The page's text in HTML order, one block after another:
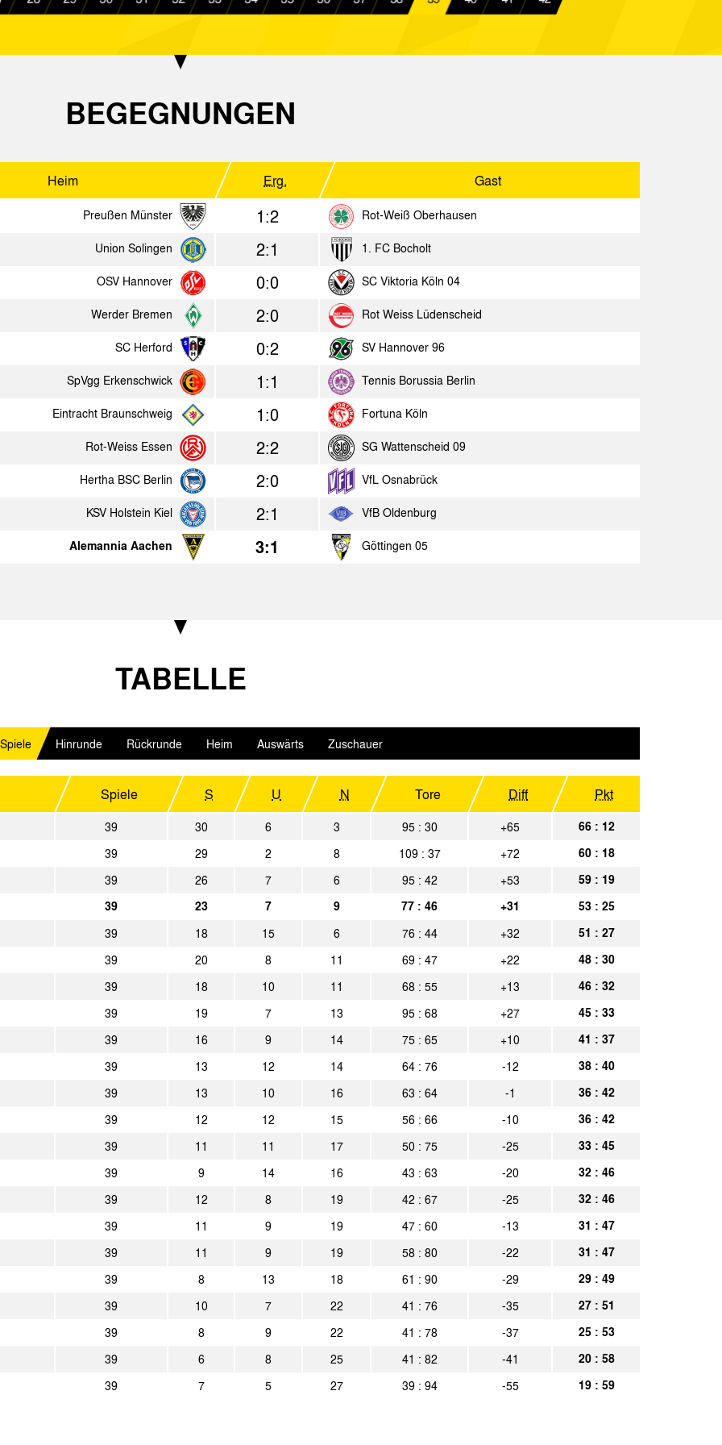
Alemannia Aachen 1:1
0:1
Göttingen 05 4:2 Alemannia Aachen
Spielbericht
Alemannia Aachen 5:2 Freiburger FC Spielbericht
Alemannia Aachen
OSV Hannover
Alemannia Aachen
1981
Erg.
2:3 Alemannia Aachen
4:1 Hertha BSC Berlin
0:4 Alemannia Aachen
3:0
2:0 KSV Holstein Kiel
4:2
VfL Osnabrück 0:1 Alemannia Aachen Spielbericht
Preußen Münster 1:1 Alemannia Aachen Spielbericht
Alemannia Aachen 0:0 Rot-Weiß Oberhausen Spielbericht
Werder Bremen 6:0 Alemannia Aachen Spielbericht
1. FC Bocholt 1:0 Alemannia Aachen Spielbericht
1:3
1:0 Spielbericht
Alemannia Aachen 4:2 SC Viktoria Köln 04 Spielbericht
Fortuna Köln 0:1 Alemannia Aachen Spielbericht
3:1
4:0 Spielbericht
Alemannia Aachen 0:1 Eintracht Braunschweig Spielbericht
Alemannia Aachen 3:0 SC Herford Spielbericht
BEGEGNUNGEN
Heim Erg. Gast
Preußen Münster 1:2
Rot-Weiß Oberhausen
Union Solingen 2:1
1. FC Bocholt
OSV Hannover 0:0
SC Viktoria Köln 04
Werder Bremen 2:0
Rot Weiss Lüdenscheid
SC Herford 0:2
SV Hannover 96
SpVgg Erkenschwick 1:1
Tennis Borussia Berlin
Eintracht Braunschweig 1:0
Fortuna Köln
Rot-Weiss Essen 2:2
SG Wattenscheid 09
Hertha BSC Berlin 2:0
VfL Osnabrück
KSV Holstein Kiel 2:1 VfB Oldenburg
Alemannia Aachen 3:1 Göttingen 05
TABELLE
Hinrunde Rückrunde Heim Auswärts Zuschauer
Spiele S U N Tore Diff Pkt
39 30 6 3 95 : 30 +65 66 : 12
39 29 2 8 109 : 37 +72 60 : 18
39 26 7 6 95 : 42 +53
59 : 19
39 23 7 9 77 : 46 +31 53 : 25
39 18 15 6 76 : 44 +32 51 : 27
39 20 8 11 69 : 47 +22 48 : 30
39 18 10 11 68 : 55 +13 46 : 32
39 19 7 13 95 : 68 +27 45 : 33
39 16 9 14 75 : 65 +10 41 : 37
39 13 12 14 64 : 76 -12 38 : 40
39 13 10 16 63 : 64 -1 36 : 42
39 12 12 15 56 : 66 -10 36 : 42
39 11 11 17 50 : 75 -25 33 : 45
39 9 14 16 43 : 63 -20 32 : 46
39 12 8 19 42 : 67 -25 32 : 46
39 11 9 19 47 : 60 -13 31 : 47
39 11 9 19 58 : 80 -22 31 : 47
39 8 13 18 61 : 90 -29 29 : 49
39 10 7 22 41 : 76 -35 27 : 51
39 8 9 22 41 : 78 -37 25 : 53
39 6 8 25 41 : 82 -41 20 : 58
39 7 5 27 39 : 94 -55 19 : 59